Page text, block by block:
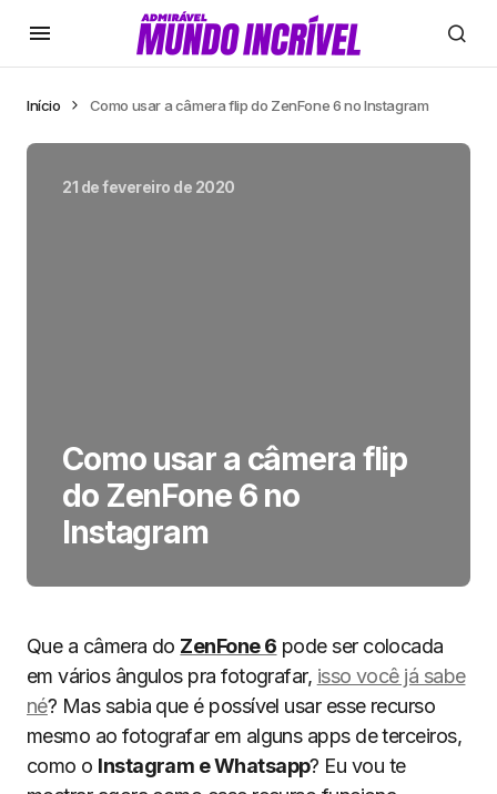
Início Como usar a câmera flip do ZenFone 6 no Instagram
21 de fevereiro de 2020
Como usar a câmera flip
do ZenFone 6 no
Instagram
Que a câmera do ZenFone 6 pode ser colocada
em vários ângulos pra fotografar, isso você já sabe
né? Mas sabia que é possível usar esse recurso
mesmo ao fotografar em alguns apps de terceiros,
como o Instagram e Whatsapp? Eu vou te